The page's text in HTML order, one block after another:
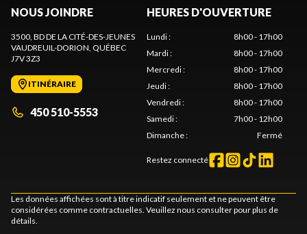
NOUS JOINDRE
3500, BD DE LA CITÉ-DES-JEUNES
VAUDREUIL-DORION, QUÉBEC
J7V 3Z3
ITINÉRAIRE
450 510-5553
HEURES D'OUVERTURE
Lundi:
8h00 - 17h00
Mardi:
8h00 - 17h00
Mercredi:
8h00 - 17h00
Jeudi:
8h00 - 17h00
Vendredi:
8h00 - 17h00
Samedi:
7h00 - 12h00
Dimanche: Fermé
Restez connecté
Les données affichées sont à titre indicatif seulement et ne peuvent être
considérées comme contractuelles. Veuillez nous consulter pour plus de
détails.